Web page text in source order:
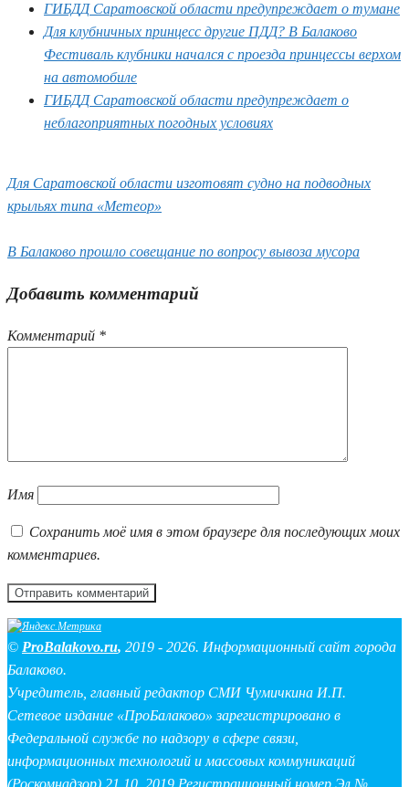
ГИБДД Саратовской области предупреждает о тумане
Для клубничных принцесс другие ПДД? В Балаково
Фестиваль клубники начался с проезда принцессы верхом
на автомобиле
ГИБДД Саратовской области предупреждает о
неблагоприятных погодных условиях
Для Саратовской области изготовят судно на подводных
крыльях типа «Метеор»
В Балаково прошло совещание по вопросу вывоза мусора
Добавить комментарий
Комментарий *
Имя
Сохранить моё имя в этом браузере для последующих моих
комментариев.
© ProBalakovo.ru, 2019 - 2026. Информационный сайт города
Балаково.
Учредитель, главный редактор СМИ Чумичкина И.П.
Сетевое издание «ПроБалаково» зарегистрировано в
Федеральной службе по надзору в сфере связи,
информационных технологий и массовых коммуникаций
(Роскомнадзор) 21.10. 2019 Регистрационный номер Эл №